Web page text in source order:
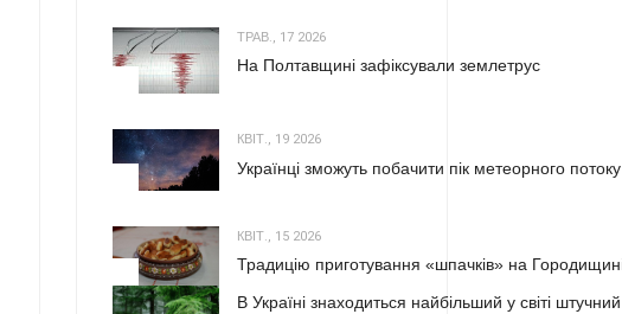
ТРАВ., 17 2026
На Полтавщині зафіксували землетрус
КВІТ., 19 2026
Українці зможуть побачити пік метеорного
КВІТ., 15 2026
Традицію приготування «шпачків» на
В Україні знаходиться найбільший у світі штучний